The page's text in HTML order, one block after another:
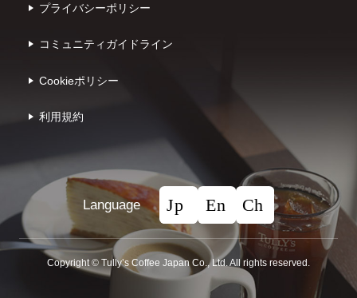
プライバシーポリシー
コミュニティガイドライン
Cookieポリシー
利⽤規約
Language
Copyright © Tullyʼs Coffee Japan Co., Ltd. All rights reserved.